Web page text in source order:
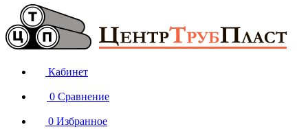
Кабинет
0 Сравнение
0 Избранное